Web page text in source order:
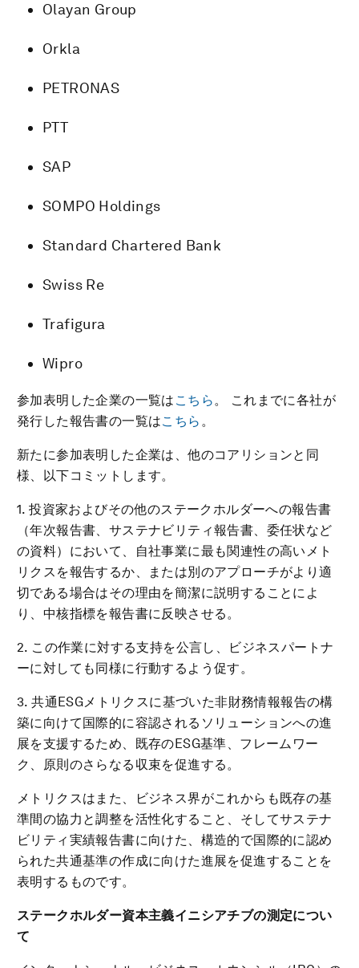
Olayan Group
Orkla
PETRONAS
PTT
SAP
SOMPO Holdings
Standard Chartered Bank
Swiss Re
Trafigura
Wipro
参加表明した企業の一覧は こちら。 これまでに各社が
発行した報告書の一覧はこちら 。
新たに参加表明した企業は、他のコアリションと同
様、以下コミットします。
1. 投資家およびその他のステークホルダーへの報告書
（年次報告書、サステナビリティ報告書、委任状など
の資料）において、自社事業に最も関連性の高いメト
リクスを報告するか、または別のアプローチがより適
切である場合はその理由を簡潔に説明することによ
り、中核指標を報告書に反映させる。
2. この作業に対する支持を公言し、ビジネスパートナ
ーに対しても同様に行動するよう促す。
3. 共通ESGメトリクスに基づいた非財務情報報告の構
築に向けて国際的に容認されるソリューションへの進
展を支援するため、既存のESG基準、フレームワー
ク、原則のさらなる収束を促進する。
メトリクスはまた、ビジネス界がこれからも既存の基
準間の協力と調整を活性化すること、そしてサステナ
ビリティ実績報告書に向けた、構造的で国際的に認め
られた共通基準の作成に向けた進展を促進することを
表明するものです。
ステークホルダー資本主義イニシアチブの測定につい
て